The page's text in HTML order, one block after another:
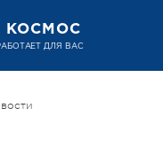
КОСМОС